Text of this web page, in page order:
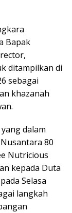
Bapak
ditampilkan di
sebagai
khazanah
dalam
80
Nutricious
kepada Duta
Selasa
langkah